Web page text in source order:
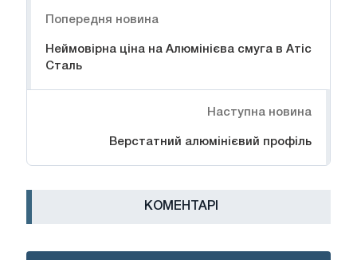
Попередня новина
Неймовірна ціна на Алюмінієва смуга в Атіс
Сталь
Наступна новина
Верстатний алюмінієвий профіль
КОМЕНТАРІ